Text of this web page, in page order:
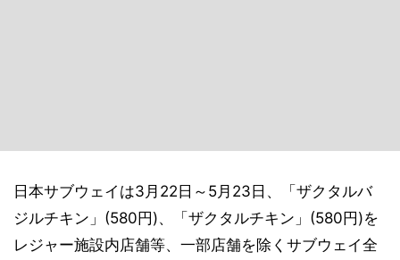
日本サブウェイは3月22日～5月23日、「ザクタルバ
ジルチキン」(580円)、「ザクタルチキン」(580円)を
レジャー施設内店舗等、一部店舗を除くサブウェイ全